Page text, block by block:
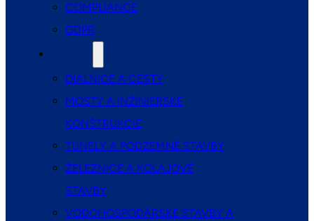
COMPLIANCE
GDPR
DIAĽNICE A CESTY
MOSTY A INŽINIERSKE
KONŠTRUKCIE
TUNELY A PODZEMNÉ STAVBY
ŽELEZNICE A KOĽAJOVÉ
STAVBY
VODOHOSPODÁRSKE STAVBY A